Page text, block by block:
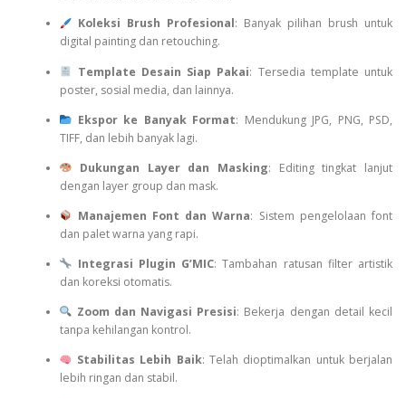
Koleksi Brush Profesional: Banyak pilihan brush untuk
digital painting dan retouching.
Template Desain Siap Pakai: Tersedia template untuk
poster, sosial media, dan lainnya.
Ekspor ke Banyak Format: Mendukung JPG, PNG, PSD,
TIFF, dan lebih banyak lagi.
Dukungan Layer dan Masking: Editing tingkat lanjut
dengan layer group dan mask.
Manajemen Font dan Warna: Sistem pengelolaan font
dan palet warna yang rapi.
Integrasi Plugin G’MIC: Tambahan ratusan filter artistik
dan koreksi otomatis.
Zoom dan Navigasi Presisi: Bekerja dengan detail kecil
tanpa kehilangan kontrol.
Stabilitas Lebih Baik: Telah dioptimalkan untuk berjalan
lebih ringan dan stabil.